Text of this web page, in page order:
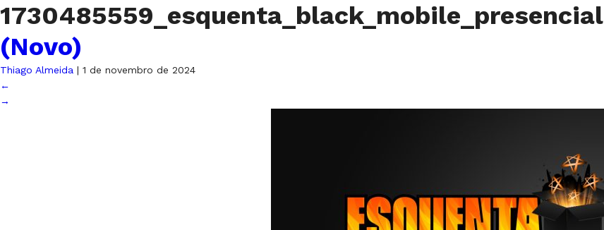
1730485559_esquenta_black_mobile_presencial
(Novo)
Thiago Almeida | 1 de novembro de 2024
←
→